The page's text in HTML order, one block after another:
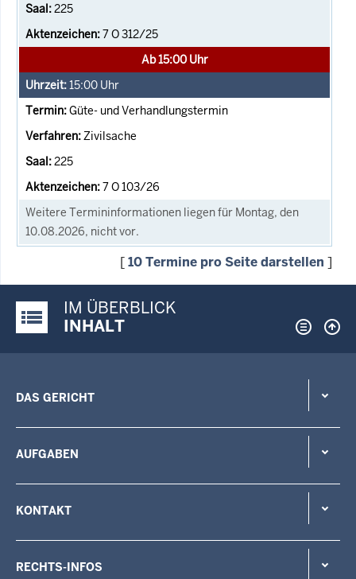
225
7 O 312/25
Ab 15:00 Uhr
15:00 Uhr
Güte- und Verhandlungstermin
Zivilsache
225
7 O 103/26
Weitere Termininformationen liegen für Montag, den
10.08.2026, nicht vor.
[10 Termine pro Seite darstellen ]
Justiz-Portal im Überblick:
IM ÜBERBLICK
INHALT
DAS GERICHT
AUFGABEN
KONTAKT
RECHTS-INFOS